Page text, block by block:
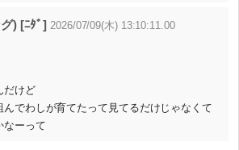
) [ﾆﾀﾞ] 2026/07/09(木) 13:10:11.00
だけど
んでわしが育てたって見てるだけじゃなくて
なーって